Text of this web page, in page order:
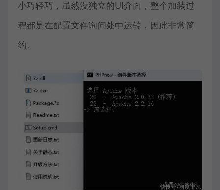
小巧轻巧，虽然没独立的UI介面，整个加装过
程都是在配置文件询问处中运转，因此非常简
约。